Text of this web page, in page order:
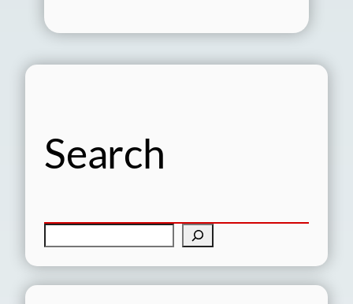
Search
索